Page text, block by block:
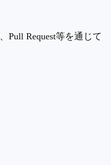
、Pull Request等を通じて